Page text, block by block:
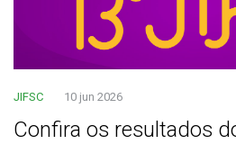
JIFSC 10 jun 2026
Confira os resultados